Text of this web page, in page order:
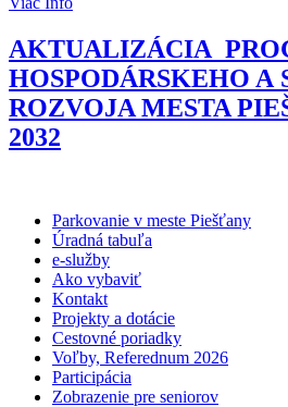
AKTUALIZÁCIA
HOSPODÁRSKEHO A
ROZVOJA MESTA
2032
Parkovanie v meste Piešťany
Úradná tabuľa
e-služby
Ako vybaviť
Kontakt
Projekty a dotácie
Cestovné poriadky
Voľby, Referednum 2026
Participácia
Zobrazenie pre seniorov